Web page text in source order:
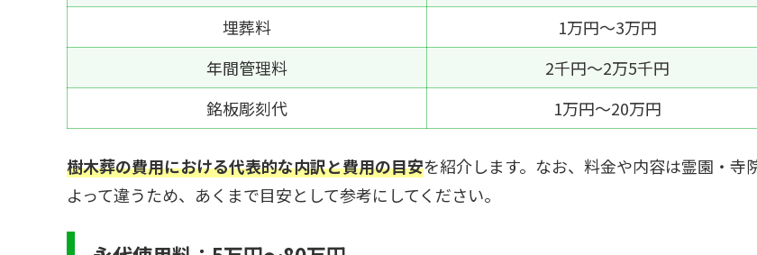
埋葬料
1万円～3万円
年間管理料
2千円〜2万5千円
銘板彫刻代
1万円～20万円
樹木葬の費用における代表的な内訳と費用の目安を紹介します。なお、料金や内容は霊園・寺
よって違うため、あくまで目安として参考にしてください。